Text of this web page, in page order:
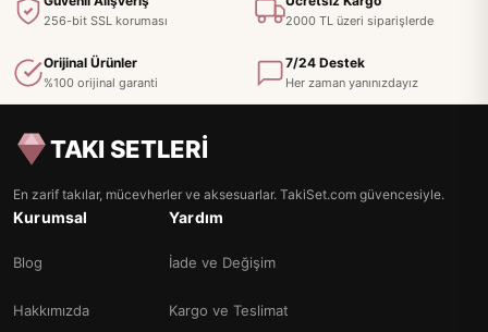
256-bit SSL koruması 2000 TL üzeri siparişlerde
Orijinal Ürünler
%100 orijinal garanti
7/24 Destek
Her zaman yanınızdayız
TAKI SETLERİ
En zarif takılar, mücevherler ve aksesuarlar. TakiSet.com güvencesiyle.
Kurumsal
Blog
Hakkımızda
Yardım
İade ve Değişim
Kargo ve Teslimat